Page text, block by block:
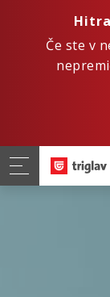
Če ste v